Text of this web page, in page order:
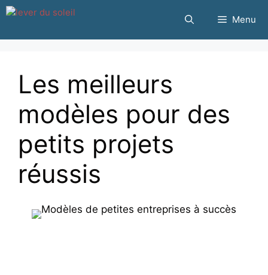
Passer
contenu
Menu
Les meilleurs
modèles pour des
petits projets
réussis